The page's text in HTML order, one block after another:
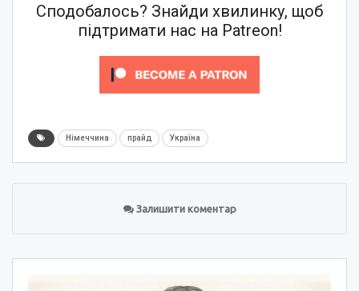
Сподобалось? Знайди хвилинку, щоб
підтримати нас на Patreon!
Німеччина прайд Україна
Залишити коментар